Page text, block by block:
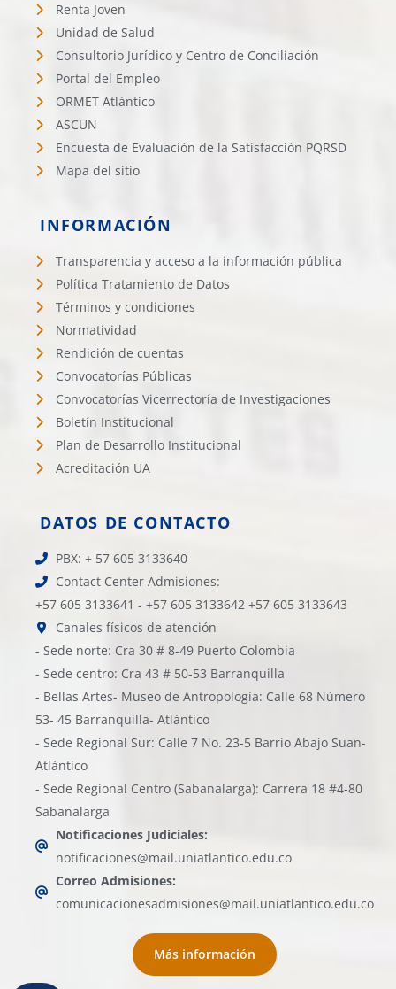
Renta Joven
Unidad de Salud
Consultorio Jurídico y Centro de Conciliación
Portal del Empleo
ORMET Atlántico
ASCUN
Encuesta de Evaluación de la Satisfacción PQRSD
Mapa del sitio
INFORMACIÓN
Transparencia y acceso a la información pública
Política Tratamiento de Datos
Términos y condiciones
Normatividad
Rendición de cuentas
Convocatorías Públicas
Convocatorías Vicerrectoría de Investigaciones
Boletín Institucional
Plan de Desarrollo Institucional
Acreditación UA
DATOS DE CONTACTO
PBX: + 57 605 3133640
Contact Center Admisiones:
+57 605 3133641 - +57 605 3133642 +57 605 3133643
Canales físicos de atención
- Sede norte: Cra 30 # 8-49 Puerto Colombia
- Sede centro: Cra 43 # 50-53 Barranquilla
- Bellas Artes- Museo de Antropología: Calle 68 Número
53- 45 Barranquilla- Atlántico
- Sede Regional Sur: Calle 7 No. 23-5 Barrio Abajo Suan-
Atlántico
- Sede Regional Centro (Sabanalarga): Carrera 18 #4-80
Sabanalarga
Notificaciones Judiciales:
notificaciones@mail.uniatlantico.edu.co
Correo Admisiones:
comunicacionesadmisiones@mail.uniatlantico.edu.co
Más información